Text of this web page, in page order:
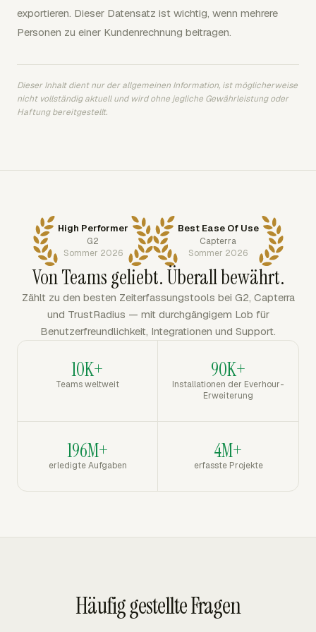
exportieren. Dieser Datensatz ist wichtig, wenn mehrere
Personen zu einer Kundenrechnung beitragen.
Dieser Inhalt dient nur der allgemeinen Information, ist möglicherweise
nicht vollständig aktuell und wird ohne jegliche Gewährleistung oder
Haftung bereitgestellt.
High Performer
G2
Sommer 2026
Best Ease Of Use
Capterra
Sommer 2026
Von Teams geliebt. Überall bewährt.
Zählt zu den besten Zeiterfassungstools bei G2, Capterra
und TrustRadius — mit durchgängigem Lob für
Benutzerfreundlichkeit, Integrationen und Support.
10K+
Teams weltweit
90K+
Installationen der Everhour-
Erweiterung
196M+
erledigte Aufgaben
4M+
erfasste Projekte
Häufig gestellte Fragen